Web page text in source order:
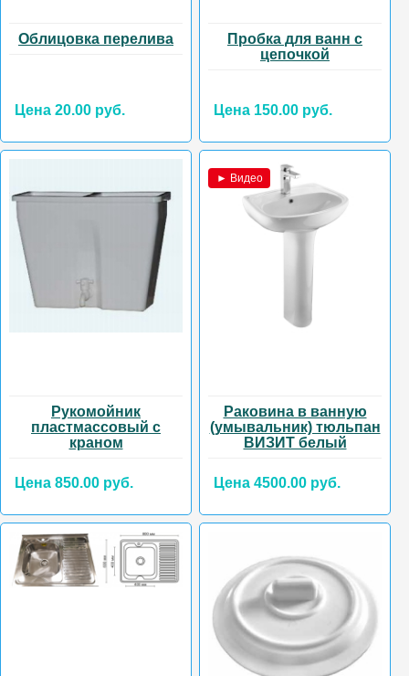
Облицовка перелива
Цена 20.00 руб.
Пробка для ванн с
цепочкой
Цена 150.00 руб.
Рукомойник
пластмассовый с
краном
Цена 850.00 руб.
► Видео
Раковина в ванную
(умывальник) тюльпан
ВИЗИТ белый
Цена 4500.00 руб.